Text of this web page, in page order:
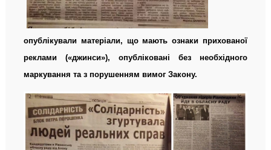
опублікували матеріали, що мають ознаки прихованої
реклами («джинси»), опубліковані без необхідного
маркування та з порушенням вимог Закону.